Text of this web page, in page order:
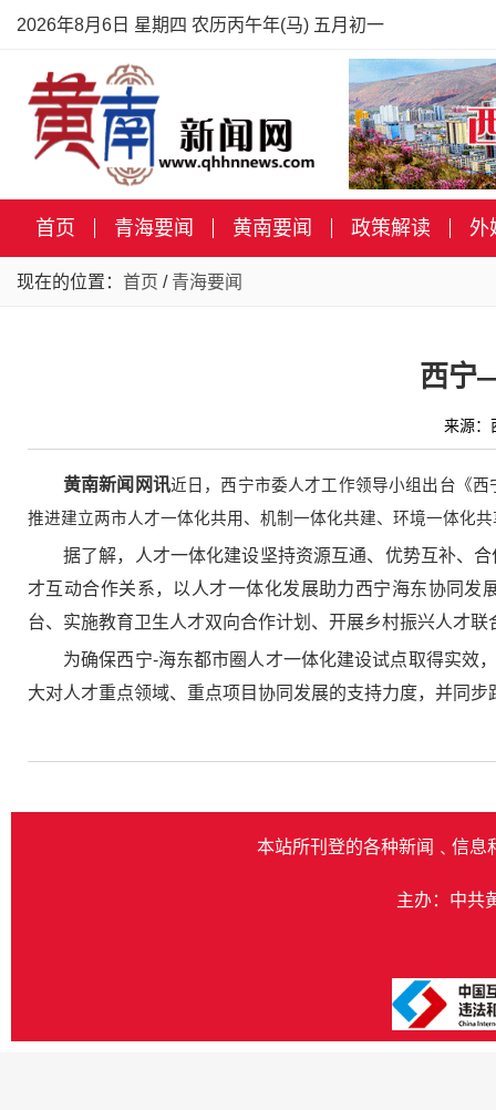
2026年8月6日 星期四 农历丙午年(马) 五月初一
首页 青海要闻 黄南要闻 政策解读 外
现在的位置： 首页 / 青海要闻
西宁
来源
黄南新闻网讯近日，西宁市委人才工作领导小组出台《
推进建立两市人才一体化共用、机制一体化共建、环境一体化
据了解，人才一体化建设坚持资源互通、优势互补、
才互动合作关系，以人才一体化发展助力西宁海东协同
台、实施教育卫生人才双向合作计划、开展乡村振兴人才
为确保西宁-海东都市圈人才一体化建设试点取得实效
大对人才重点领域、重点项目协同发展的支持力度，并同
本站所刊登的各种新闻﹑信息
主办：中共